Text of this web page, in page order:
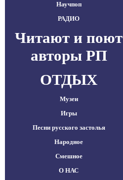
Научпоп
РАДИО
Читают и поют
авторы РП
ОТДЫХ
Музеи
Игры
Песни русского застолья
Народное
Смешное
О НАС